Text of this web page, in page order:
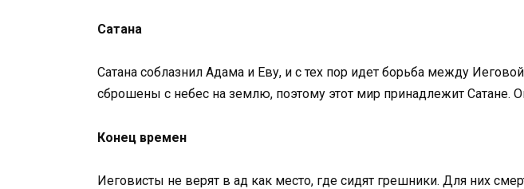
Сатана
Сатана соблазнил Адама и Еву, и с тех пор идет борьба между
сброшены с небес на землю, поэтому этот мир принадлежит Сатане.
Конец времен
Иеговисты не верят в ад как место, где сидят грешники. Для них